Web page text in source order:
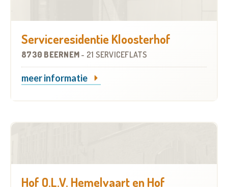
Serviceresidentie Kloosterhof
8730 BEERNEM - 21 SERVICEFLATS
meer informatie
Hof O.L.V. Hemelvaart en Hof